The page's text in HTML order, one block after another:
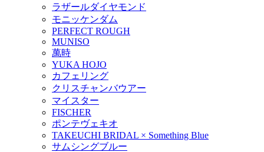
ラザールダイヤモンド
モニッケンダム
PERFECT ROUGH
MUNISO
萬時
YUKA HOJO
カフェリング
クリスチャンバウアー
マイスター
FISCHER
ポンテヴェキオ
TAKEUCHI BRIDAL × Something Blue
サムシングブルー